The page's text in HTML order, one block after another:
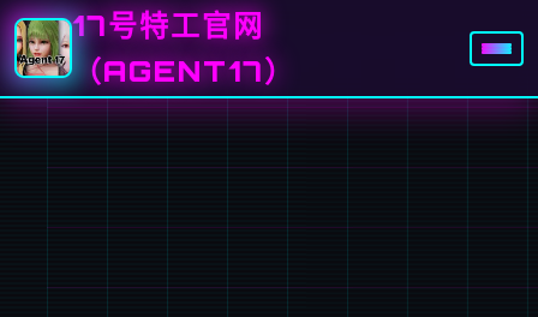
17号特工官网
（AGENT17）